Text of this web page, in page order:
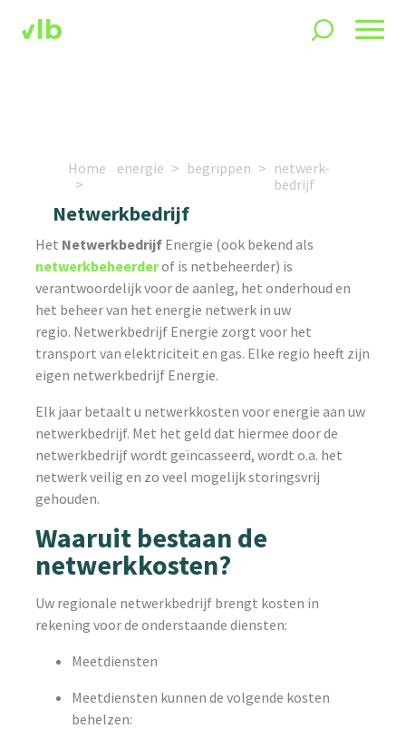
Home energie begrippen
netwerk-
bedrijf
Netwerkbedrijf
Het Netwerkbedrijf Energie (ook bekend als
netwerkbeheerderof is netbeheerder) is
verantwoordelijk voor de aanleg, het onderhoud en
het beheer van het energie netwerk in uw
regio. Netwerkbedrijf Energie zorgt voor het
transport van elektriciteit en gas. Elke regio heeft zijn
eigen netwerkbedrijf Energie.
Elk jaar betaalt u netwerkkosten voor energie aan uw
netwerkbedrijf. Met het geld dat hiermee door de
netwerkbedrijf wordt geïncasseerd, wordt o.a. het
netwerk veilig en zo veel mogelijk storingsvrij
gehouden.
Waaruit bestaan de
netwerkkosten?
Uw regionale netwerkbedrijf brengt kosten in
rekening voor de onderstaande diensten:
Meetdiensten
Meetdiensten kunnen de volgende kosten
behelzen: